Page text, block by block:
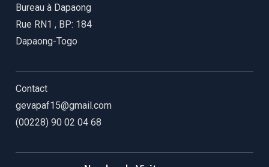
Bureau à Dapaong
Rue RN1, BP: 184
Dapaong-Togo
Contact
gevapaf15@gmail.com
(00228) 90 02 04 68